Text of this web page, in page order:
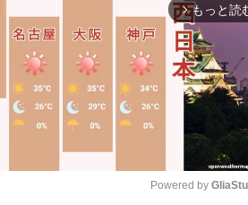
arrow_forward_ios もっと読
Powered by